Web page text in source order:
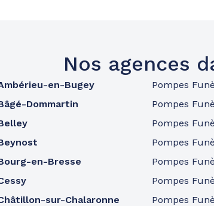
Nos agences
en-Bugey
Dommartin
en-Bresse
sur-Chalaronne
Pompes
Pompes
Pompes
Pompes
Pompes
Pompes
Pompes